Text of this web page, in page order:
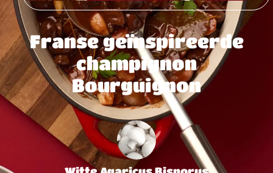
Franse geïnspireerde
champignon
Bourguignon